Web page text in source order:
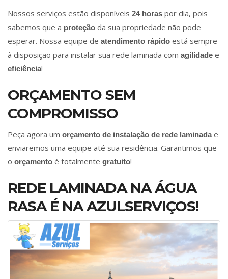
Nossos serviços estão disponíveis 24 horas por dia, pois
sabemos que a proteção da sua propriedade não pode
esperar. Nossa equipe de atendimento rápido está sempre
à disposição para instalar sua rede laminada com agilidade e
eficiência!
ORÇAMENTO SEM
COMPROMISSO
Peça agora um orçamento de instalação de rede laminadae
enviaremos uma equipe até sua residência. Garantimos que
o orçamento é totalmente gratuito!
REDE LAMINADA NA ÁGUA
RASA É NA AZULSERVIÇOS!